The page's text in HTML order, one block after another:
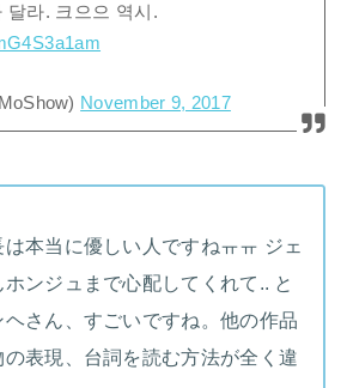
달라. 크으으 역시.
November 9, 2017
本当に優しい人ですねㅠㅠ ジェ
ンジュまで心配してくれて.. と
さん、すごいですね。他の作品
表現、台詞を読む方法が全く違